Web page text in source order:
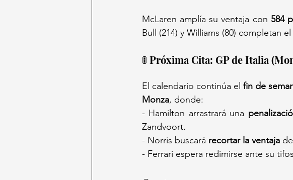
McLaren amplía su ventaja con 584
Bull (214) y Williams (80) completan
🚦 Próxima Cita: GP de Italia
El calendario continúa el fin de
Monza, donde:
- Hamilton arrastrará una
Zandvoort.
- Norris buscará recortar la ventaja
- Ferrari espera redimirse ante su